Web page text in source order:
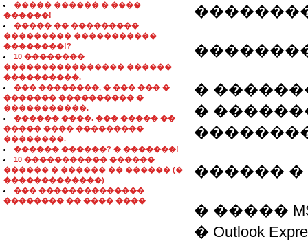
����� ������ � ����
������!
����� �� ���������
��������� �����������
��������!?
10 ��������
���������������� ������
����������.
��� ��������, � ��� ��� �
������� ���������� �
�����������.
������ ����. ��� ����� ��
����� ���� ���������
��������.
������ ������? � �������!
10 ����������� ������
������ � ������ �� ������ (�
�������������)
��� ��������������
�������� �� ���� ����
�
�
������
� ����� MS
� Outlook